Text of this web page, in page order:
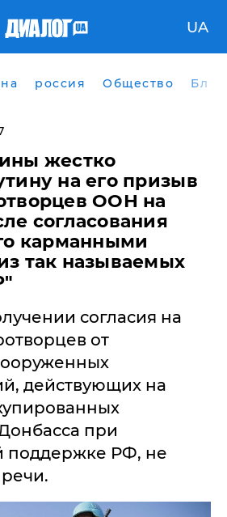
UA
россия Общество
жестко
на его призыв
ООН на
согласования
карманными
так называемых
согласия на
от
действующих на
при
поддержке РФ, не